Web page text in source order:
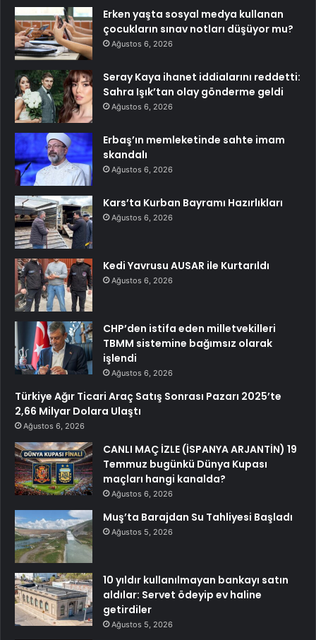
Erken yaşta sosyal medya kullanan
çocukların sınav notları düşüyor mu?
Ağustos 6, 2026
Seray Kaya ihanet iddialarını reddetti:
Sahra Işık’tan olay gönderme geldi
Ağustos 6, 2026
Erbaş’ın memleketinde sahte imam
skandalı
Ağustos 6, 2026
Kars’ta Kurban Bayramı Hazırlıkları
Ağustos 6, 2026
Kedi Yavrusu AUSAR ile Kurtarıldı
Ağustos 6, 2026
CHP’den istifa eden milletvekilleri
TBMM sistemine bağımsız olarak
işlendi
Ağustos 6, 2026
Türkiye Ağır Ticari Araç Satış Sonrası Pazarı 2025’te
2,66 Milyar Dolara Ulaştı
Ağustos 6, 2026
CANLI MAÇ İZLE (İSPANYA ARJANTİN) 19
Temmuz bugünkü Dünya Kupası
maçları hangi kanalda?
Ağustos 6, 2026
Muş’ta Barajdan Su Tahliyesi Başladı
Ağustos 5, 2026
10 yıldır kullanılmayan bankayı satın
aldılar: Servet ödeyip ev haline
getirdiler
Ağustos 5, 2026